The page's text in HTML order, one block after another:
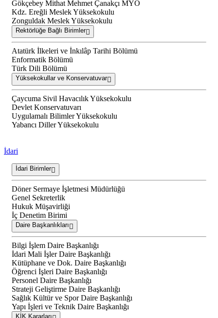
Gökçebey Mithat Mehmet Çanakçı MYO
Kdz. Ereğli Meslek Yüksekokulu
Zonguldak Meslek Yüksekokulu
Rektörlüğe Bağlı Birimler
Atatürk İlkeleri ve İnkılâp Tarihi Bölümü
Enformatik Bölümü
Türk Dili Bölümü
Yüksekokullar ve Konservatuvar
Çaycuma Sivil Havacılık Yüksekokulu
Devlet Konservatuvarı
Uygulamalı Bilimler Yüksekokulu
Yabancı Diller Yüksekokulu
İdari
İdari Birimler
Döner Sermaye İşletmesi Müdürlüğü
Genel Sekreterlik
Hukuk Müşavirliği
İç Denetim Birimi
Daire Başkanlıkları
Bilgi İşlem Daire Başkanlığı
İdari Mali İşler Daire Başkanlığı
Kütüphane ve Dok. Daire Başkanlığı
Öğrenci İşleri Daire Başkanlığı
Personel Daire Başkanlığı
Strateji Geliştirme Daire Başkanlığı
Sağlık Kültür ve Spor Daire Başkanlığı
Yapı İşleri ve Teknik Daire Başkanlığı
KİK Kararları